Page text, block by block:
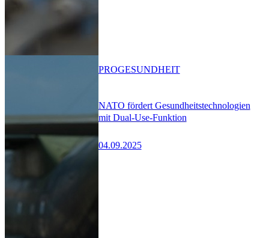
NATO fördert Gesundheitstechnologien
mit Dual-Use-Funktion
04.09.2025
PROGESUNDHEIT